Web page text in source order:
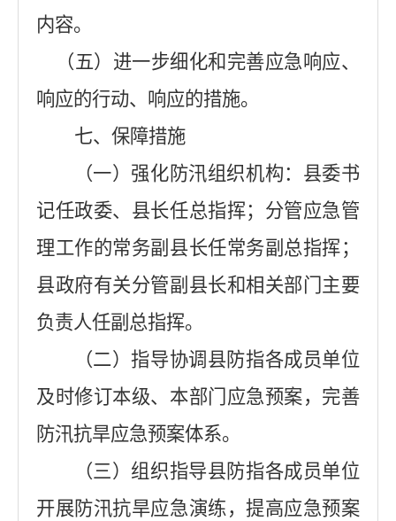
内容。
（五）进一步细化和完善应急响应、
响应的行动、响应的措施。
七、保障措施
（一）强化防汛组织机构：县委书
记任政委、县长任总指挥； 分管应急管
理工作的常务副县长任常务副总指挥；
县政府有关分管副县长和相关部门主要
负责人任副总指挥。
（二）指导协调县防指各成员单位
及时修订本级、本部门应急预案，完善
防汛抗旱应急预案体系。
（三）组织指导县防指各成员单位
开展防汛抗旱应急演练，提高应急预案